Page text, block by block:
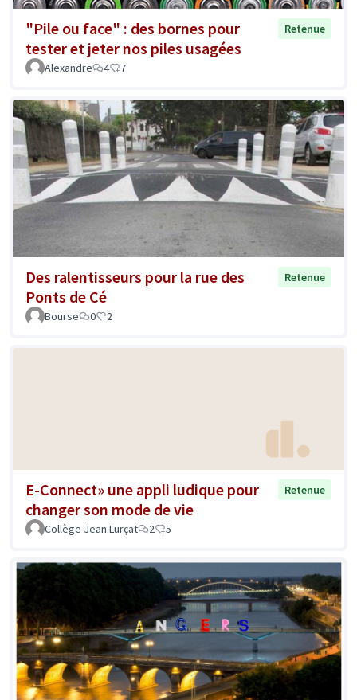
"Pile ou face" : des bornes pour
tester et jeter nos piles usagées
Retenue
Alexandre 4 7
Des ralentisseurs pour la rue des
Ponts de Cé
Retenue
Bourse 0 2
E-Connect» une appli ludique pour
changer son mode de vie
Retenue
Collège Jean Lurçat 2 5